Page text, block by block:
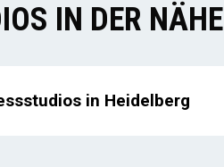
IN DER NÄHE
in Heidelberg